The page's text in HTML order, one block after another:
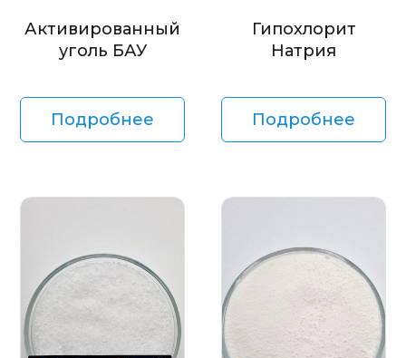
Активированный
уголь БАУ
Подробнее
Гипохлорит
Натрия
Подробнее